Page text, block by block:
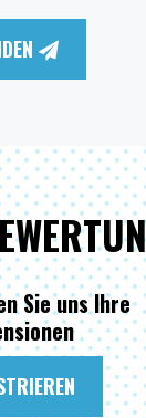
Sie uns Ihre